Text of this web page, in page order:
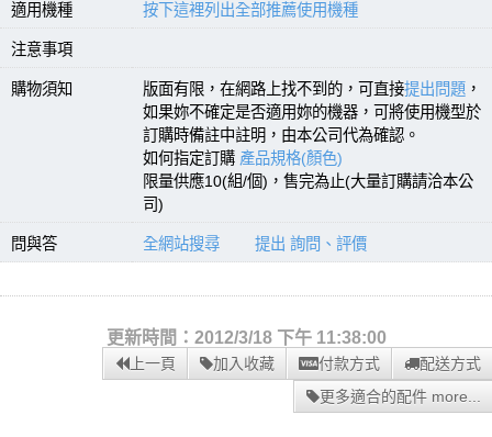
適用機種 按下這裡列出全部推薦使用機種
注意事項
購物須知 版面有限，在網路上找不到的，可直接提出問題 ，
如果妳不確定是否適用妳的機器，可將使用機型於
訂購時備註中註明，由本公司代為確認。
如何指定訂購 產品規格(顏色)
限量供應10(組/個)，售完為止(大量訂購請洽本公
司)
問與答 全網站搜尋 提出 詢問、評價
更新時間：2012/3/18 下午 11:38:00
上一頁 加入收藏 付款方式
配送方式
更多適合的配件 more...